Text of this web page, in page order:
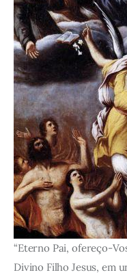
“Eterno Pai, ofereço-
Divino Filho Jesus, em